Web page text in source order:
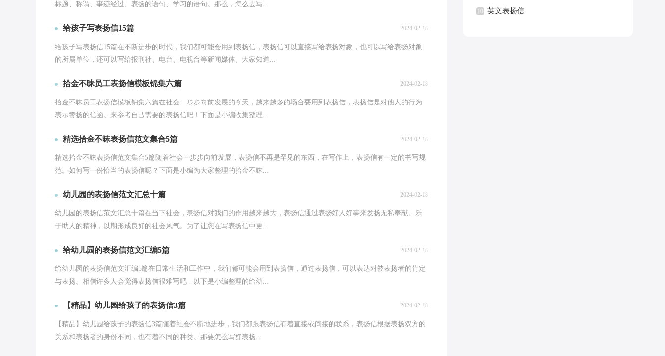
标题、称谓、事迹经过、表扬的语句、学习的语句。那么，怎么去写...
给孩子写表扬信15篇 2024-02-18
给孩子写表扬信15篇在不断进步的时代，我们都可能会用到表扬信，表扬信可以直接写给表扬对象，也可以写给表扬对象
的所属单位，还可以写给报刊社、电台、电视台等新闻媒体。大家知道...
拾金不昧员工表扬信模板锦集六篇 2024-02-18
拾金不昧员工表扬信模板锦集六篇在社会一步步向前发展的今天，越来越多的场合要用到表扬信，表扬信是对他人的行为
表示赞扬的信函。来参考自己需要的表扬信吧！下面是小编收集整理...
精选拾金不昧表扬信范文集合5篇 2024-02-18
精选拾金不昧表扬信范文集合5篇随着社会一步步向前发展，表扬信不再是罕见的东西，在写作上，表扬信有一定的书写规
范。如何写一份恰当的表扬信呢？下面是小编为大家整理的拾金不昧...
幼儿园的表扬信范文汇总十篇 2024-02-18
幼儿园的表扬信范文汇总十篇在当下社会，表扬信对我们的作用越来越大，表扬信通过表扬好人好事来发扬无私奉献、乐
于助人的精神，以期形成良好的社会风气。为了让您在写表扬信中更...
给幼儿园的表扬信范文汇编5篇 2024-02-18
给幼儿园的表扬信范文汇编5篇在日常生活和工作中，我们都可能会用到表扬信，通过表扬信，可以表达对被表扬者的肯定
与表扬。相信许多人会觉得表扬信很难写吧，以下是小编整理的给幼...
【精品】幼儿园给孩子的表扬信3篇 2024-02-18
【精品】幼儿园给孩子的表扬信3篇随着社会不断地进步，我们都跟表扬信有着直接或间接的联系，表扬信根据表扬双方的
关系和表扬者的身份不同，也有着不同的种类。那要怎么写好表扬...
10 英文表扬信